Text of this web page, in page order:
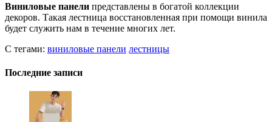
Виниловые панели представлены в богатой коллекции
декоров. Такая лестница восстановленная при помощи винила
будет служить нам в течение многих лет.
С тегами: виниловые панели лестницы
Последние записи